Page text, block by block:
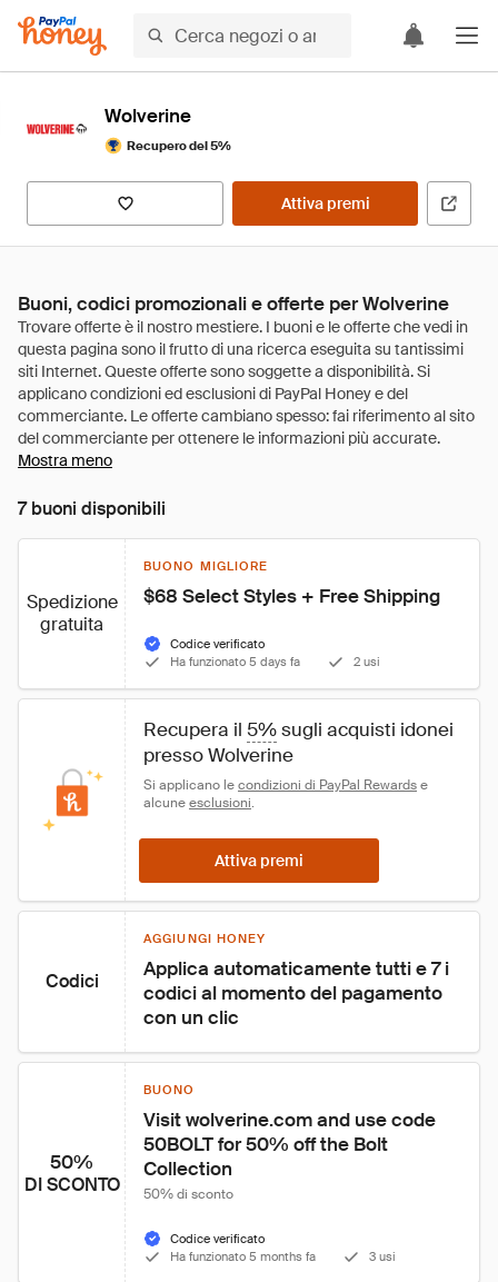
Wolverine
Recupero del 5%
Attiva premi
Buoni, codici promozionali e offerte per Wolverine
Mostra meno
7 buoni disponibili
Spedizione
gratuita
BUONO MIGLIORE
$68 Select Styles + Free Shipping
Codice verificato
Ha funzionato 5 days fa
2 usi
Recupera il 5% sugli acquisti idonei
presso Wolverine
Si applicano le condizioni di PayPal Rewards e
alcune esclusioni.
Attiva premi
Codici
AGGIUNGI HONEY
Applica automaticamente tutti e 7 i
codici al momento del pagamento
con un clic
50%
DI SCONTO
BUONO
Visit wolverine.com and use code
50BOLT for 50% off the Bolt
Collection
50% di sconto
Codice verificato
Ha funzionato 5 months fa
3 usi